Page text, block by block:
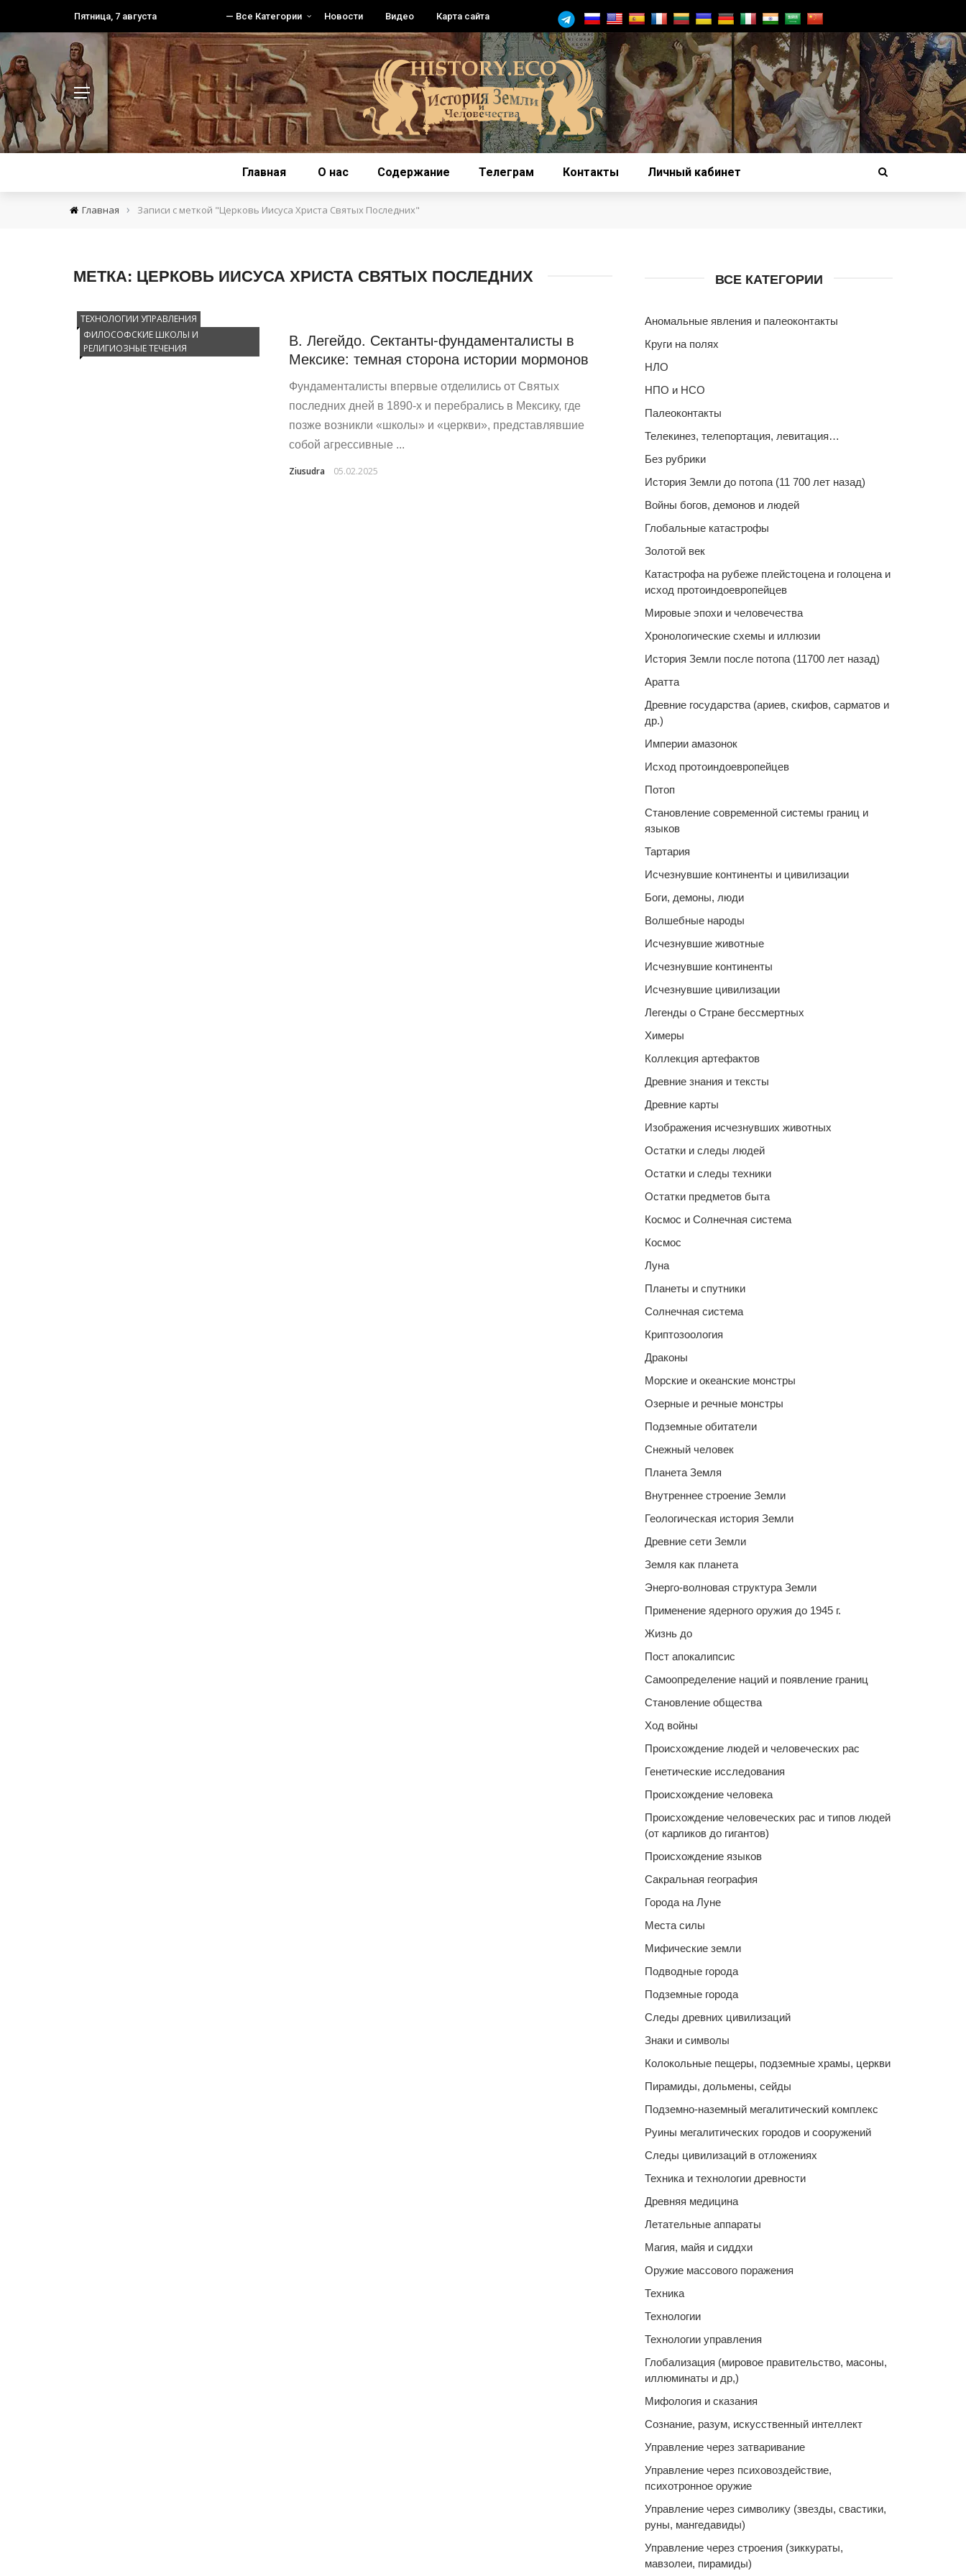
Пятница, 7 августа — Все Категории Новости Видео Карта сайта
Главная О нас Содержание Телеграм Контакты Личный кабинет
Главная › Записи с меткой "Церковь Иисуса Христа Святых Последних"
МЕТКА: ЦЕРКОВЬ ИИСУСА ХРИСТА СВЯТЫХ ПОСЛЕДНИХ
ТЕХНОЛОГИИ УПРАВЛЕНИЯ
ФИЛОСОФСКИЕ ШКОЛЫ И
РЕЛИГИОЗНЫЕ ТЕЧЕНИЯ
В. Легейдо. Сектанты-фундаменталисты в
Мексике: темная сторона истории мормонов
Фундаменталисты впервые отделились от Святых
последних дней в 1890-х и перебрались в Мексику, где
позже возникли «школы» и «церкви», представлявшие
собой агрессивные ...
Ziusudra 05.02.2025
ВСЕ КАТЕГОРИИ
Аномальные явления и палеоконтакты
Круги на полях
НЛО
НПО и НСО
Палеоконтакты
Телекинез, телепортация, левитация…
Без рубрики
История Земли до потопа (11 700 лет назад)
Войны богов, демонов и людей
Глобальные катастрофы
Золотой век
Катастрофа на рубеже плейстоцена и голоцена и
исход протоиндоевропейцев
Мировые эпохи и человечества
Хронологические схемы и иллюзии
История Земли после потопа (11700 лет назад)
Аратта
Древние государства (ариев, скифов, сарматов и
др.)
Империи амазонок
Исход протоиндоевропейцев
Потоп
Становление современной системы границ и
языков
Тартария
Исчезнувшие континенты и цивилизации
Боги, демоны, люди
Волшебные народы
Исчезнувшие животные
Исчезнувшие континенты
Исчезнувшие цивилизации
Легенды о Стране бессмертных
Химеры
Коллекция артефактов
Древние знания и тексты
Древние карты
Изображения исчезнувших животных
Остатки и следы людей
Остатки и следы техники
Остатки предметов быта
Космос и Солнечная система
Космос
Луна
Планеты и спутники
Солнечная система
Криптозоология
Драконы
Морские и океанские монстры
Озерные и речные монстры
Подземные обитатели
Снежный человек
Планета Земля
Внутреннее строение Земли
Геологическая история Земли
Древние сети Земли
Земля как планета
Энерго-волновая структура Земли
Применение ядерного оружия до 1945 г.
Жизнь до
Пост апокалипсис
Самоопределение наций и появление границ
Становление общества
Ход войны
Происхождение людей и человеческих рас
Генетические исследования
Происхождение человека
Происхождение человеческих рас и типов людей
(от карликов до гигантов)
Происхождение языков
Сакральная география
Города на Луне
Места силы
Мифические земли
Подводные города
Подземные города
Следы древних цивилизаций
Знаки и символы
Колокольные пещеры, подземные храмы, церкви
Пирамиды, дольмены, сейды
Подземно-наземный мегалитический комплекс
Руины мегалитических городов и сооружений
Следы цивилизаций в отложениях
Техника и технологии древности
Древняя медицина
Летательные аппараты
Магия, майя и сиддхи
Оружие массового поражения
Техника
Технологии
Технологии управления
Глобализация (мировое правительство, масоны,
иллюминаты и др,)
Мифология и сказания
Сознание, разум, искусственный интеллект
Управление через затваривание
Управление через психовоздействие,
психотронное оружие
Управление через символику (звезды, свастики,
руны, мангедавиды)
Управление через строения (зиккураты,
мавзолеи, пирамиды)